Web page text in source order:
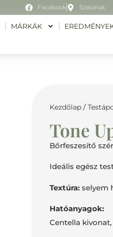
Facebook Szalonok
MÁRKÁK
Kezdőlap /
Tone
Bőrfeszesítő
Ideális egész
Textúra: selyem
Hatóanyagok:
Centella